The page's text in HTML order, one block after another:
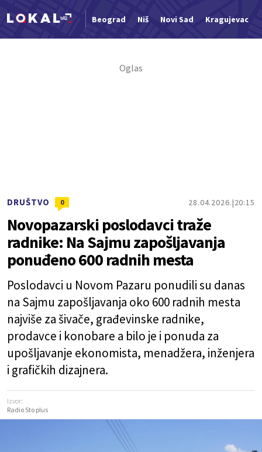
Beograd Niš Novi Sad Kragujevac
DRUŠTVO 0 28.04.2026. 20:15
Novopazarski poslodavci traže
radnike: Na Sajmu zapošljavanja
ponuđeno 600 radnih mesta
Poslodavci u Novom Pazaru ponudili su danas
na Sajmu zapošljavanja oko 600 radnih mesta
najviše za šivače, građevinske radnike,
prodavce i konobare a bilo je i ponuda za
upošljavanje ekonomista, menadžera, inženjera
i grafičkih dizajnera.
Izvor:
Radio Sto plus